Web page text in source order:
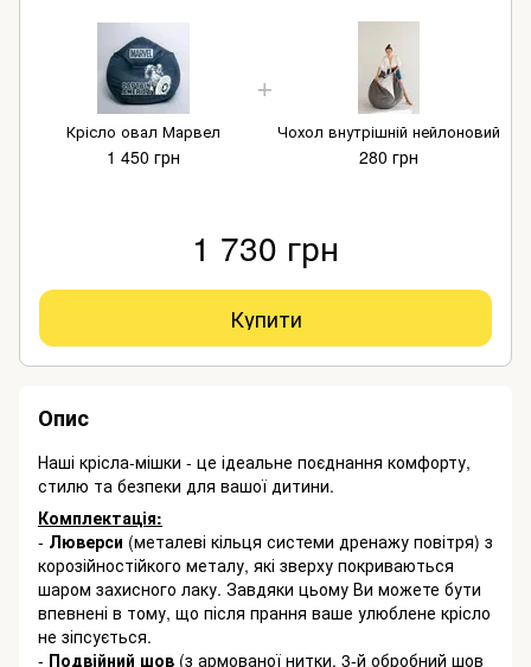
Крісло овал Марвел
1 450 грн
Чохол внутрішній нейлоновий
280 грн
1 730 грн
Купити
Опис
Наші крісла-мішки - це ідеальне поєднання комфорту,
стилю та безпеки для вашої дитини.
Комплектація:
- Люверси (металеві кільця системи дренажу повітря) з
корозійностійкого металу, які зверху покриваються
шаром захисного лаку. Завдяки цьому Ви можете бути
впевнені в тому, що після прання ваше улюблене крісло
не зіпсується.
- Подвійний шов (з армованої нитки, 3-й обробний шов